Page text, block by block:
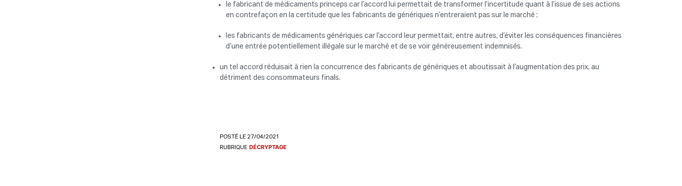
le fabricant de médicaments princeps car l’accord lui permettait de transformer l’incertitude quant à l’issue de ses actions
en contrefaçon en la certitude que les fabricants de génériques n’entreraient pas sur le marché ;
les fabricants de médicaments génériques car l’accord leur permettait, entre autres, d’éviter les conséquences financières
d’une entrée potentiellement illégale sur le marché et de se voir généreusement indemnisés.
un tel accord réduisait à rien la concurrence des fabricants de génériques et aboutissait à l’augmentation des prix, au
détriment des consommateurs finals.
POSTÉ LE 27/04/2021
RUBRIQUEDÉCRYPTAGE